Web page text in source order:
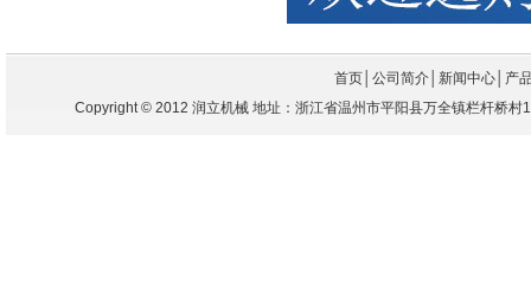
首页 公司简介 新闻中心
产
Copyright© 2012 润立机械 地址：浙江省温州市平阳县万全镇栏杆桥